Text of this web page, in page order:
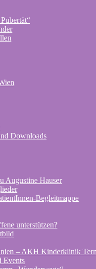
Downloads
Augustine Hauser
Begleitmappe
unterstützen?
– AKH Kinderklinik
Events